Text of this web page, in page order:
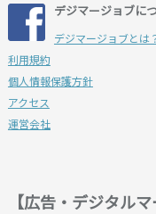
デジマージョブに
デジマージョブとは
利用規約
個人情報保護方針
アクセス
運営会社
【広告・デジタル